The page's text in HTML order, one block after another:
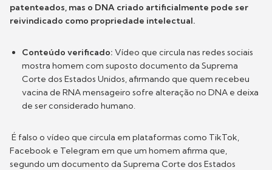
patenteados, mas o DNA criado artificialmente pode ser
reivindicado como propriedade intelectual.
Conteúdo verificado: Vídeo que circula nas redes sociais
mostra homem com suposto documento da Suprema
Corte dos Estados Unidos, afirmando que quem recebeu
vacina de RNA mensageiro sofre alteração no DNA e deixa
de ser considerado humano.
É falso o vídeo que circula em plataformas como TikTok,
Facebook e Telegram em que um homem afirma que,
segundo um documento da Suprema Corte dos Estados